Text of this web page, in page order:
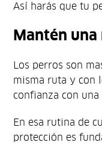
Así harás que tu
Mantén
Los perros son
misma ruta y con
confianza con
En esa rutina de
protección es